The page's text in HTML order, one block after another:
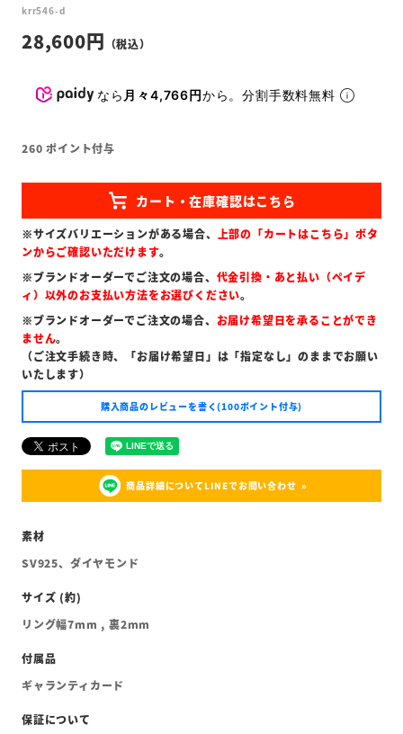
krr546-d
28,600
なら 月々4,766円から。分割手数料無料
260 ポイント付与
※サイズバリエーションがある場合、 上部の「カートはこちら」ボタ
ンからご確認いただけます。
※ブランドオーダーでご注文の場合、 代金引換・あと払い（ペイデ
ィ）以外のお支払い方法をお選びください。
※ブランドオーダーでご注文の場合、 お届け希望日を承ることができ
ません。
（ご注文手続き時、「お届け希望日」は「指定なし」のままでお願い
いたします）
購入商品のレビューを書く(100ポイント付与)
商品詳細についてLINEでお問い合わせ
SV925、ダイヤモンド
リング幅7mm , 裏2mm
ギャランティカード